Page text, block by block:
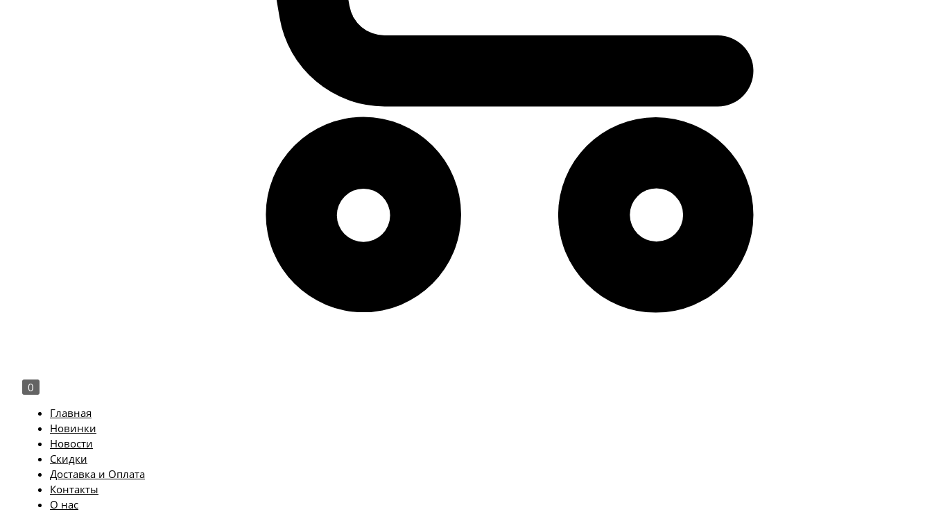
0
Главная
Новинки
Новости
Скидки
Доставка и Оплата
Контакты
О нас